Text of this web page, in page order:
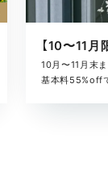
10月〜11月末
基本料55%off